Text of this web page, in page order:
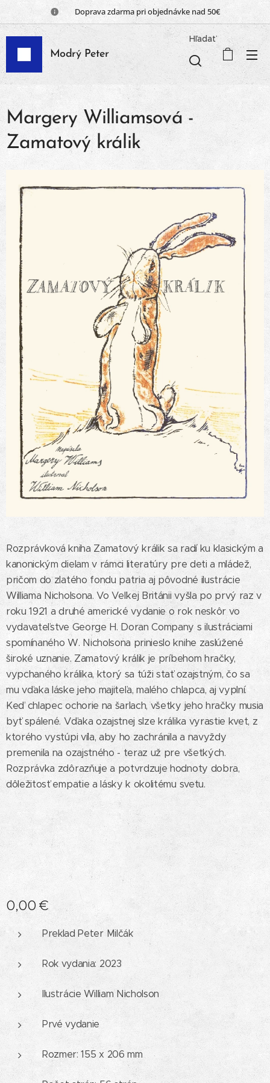
📦 Doprava zdarma pri objednávke nad 50€
Modrý Peter
Hľadať
Margery Williamsová -
Zamatový králik
Rozprávková kniha Zamatový králik sa radí ku klasickým a
kanonickým dielam v rámci literatúry pre deti a mládež,
pričom do zlatého fondu patria aj pôvodné ilustrácie
Williama Nicholsona. Vo Veľkej Británii vyšla po prvý raz v
roku 1921 a druhé americké vydanie o rok neskôr vo
vydavateľstve George H. Doran Company s ilustráciami
spomínaného W. Nicholsona prinieslo knihe zaslúžené
široké uznanie. Zamatový králik je príbehom hračky,
vypchaného králika, ktorý sa túži stať ozajstným, čo sa
mu vďaka láske jeho majiteľa, malého chlapca, aj vyplní.
Keď chlapec ochorie na šarlach, všetky jeho hračky musia
byť spálené. Vďaka ozajstnej slze králika vyrastie kvet, z
ktorého vystúpi víla, aby ho zachránila a navyždy
premenila na ozajstného - teraz už pre všetkých.
Rozprávka zdôrazňuje a potvrdzuje hodnoty dobra,
dôležitosť empatie a lásky k okolitému svetu.
0,00 €
Preklad Peter Milčák
Rok vydania: 2023
Ilustrácie William Nicholson
Prvé vydanie
Rozmer: 155 x 206 mm